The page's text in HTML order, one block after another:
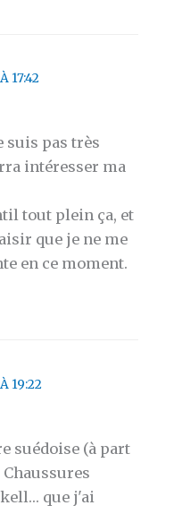
17:42
suis pas très
intéresser ma
tout plein ça, et
que je ne me
en ce moment.
19:22
suédoise (à part
que j'ai